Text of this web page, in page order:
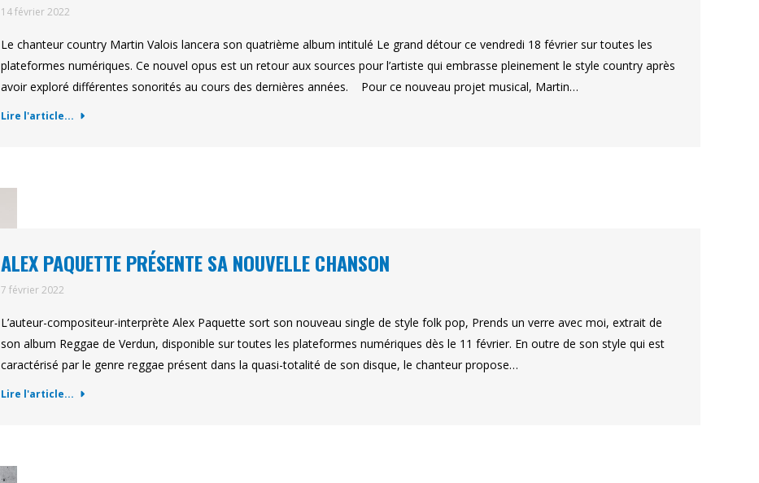
14 février 2022
Le chanteur country Martin Valois lancera son quatrième album intitulé Le grand détour ce vendredi 18 février sur toutes les
plateformes numériques. Ce nouvel opus est un retour aux sources pour l’artiste qui embrasse pleinement le style country après
avoir exploré différentes sonorités au cours des dernières années. Pour ce nouveau projet musical, Martin…
Lire l'article...
ALEX PAQUETTE PRÉSENTE SA NOUVELLE CHANSON
7 février 2022
L’auteur-compositeur-interprète Alex Paquette sort son nouveau single de style folk pop, Prends un verre avec moi, extrait de
son album Reggae de Verdun, disponible sur toutes les plateformes numériques dès le 11 février. En outre de son style qui est
caractérisé par le genre reggae présent dans la quasi-totalité de son disque, le chanteur propose…
Lire l'article...